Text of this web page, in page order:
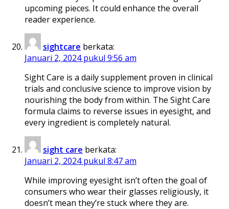
upcoming pieces. It could enhance the overall
reader experience.
sightcare berkata:
Januari 2, 2024 pukul 9:56 am
Sight Care is a daily supplement proven in clinical
trials and conclusive science to improve vision by
nourishing the body from within. The Sight Care
formula claims to reverse issues in eyesight, and
every ingredient is completely natural.
sight care berkata:
Januari 2, 2024 pukul 8:47 am
While improving eyesight isn’t often the goal of
consumers who wear their glasses religiously, it
doesn’t mean they’re stuck where they are.